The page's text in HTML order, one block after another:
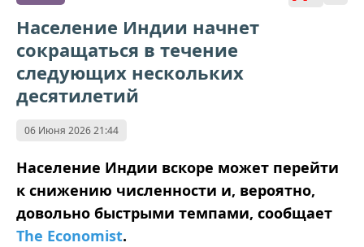
Население Индии начнет
сокращаться в течение
следующих нескольких
десятилетий
06 Июня 2026 21:44
Население Индии вскоре может перейти
к снижению численности и, вероятно,
довольно быстрыми темпами, сообщает
The Economist.